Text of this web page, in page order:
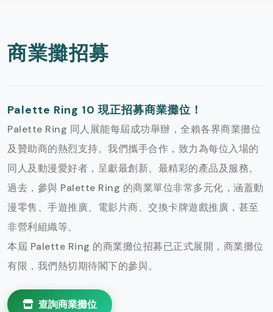
商業攤招募
Palette Ring 10 現正招募商業攤位！
Palette Ring 同人展能每屆成功舉辦，全賴各界商業攤位
及贊助商的熱烈支持。我們攜手合作，致力為每位入場的
同人及動漫愛好者，呈獻最創新、最精彩的產品及服務。
過去，參與 Palette Ring 的商業單位非常多元化，涵蓋動
漫零售、手遊推廣、電影片商、交換卡牌遊戲推廣，甚至
非營利組織等。
本屆 Palette Ring 的商業攤位招募已正式展開，商業攤位
有限，我們熱切期待閣下的參與。
查詢商業攤位